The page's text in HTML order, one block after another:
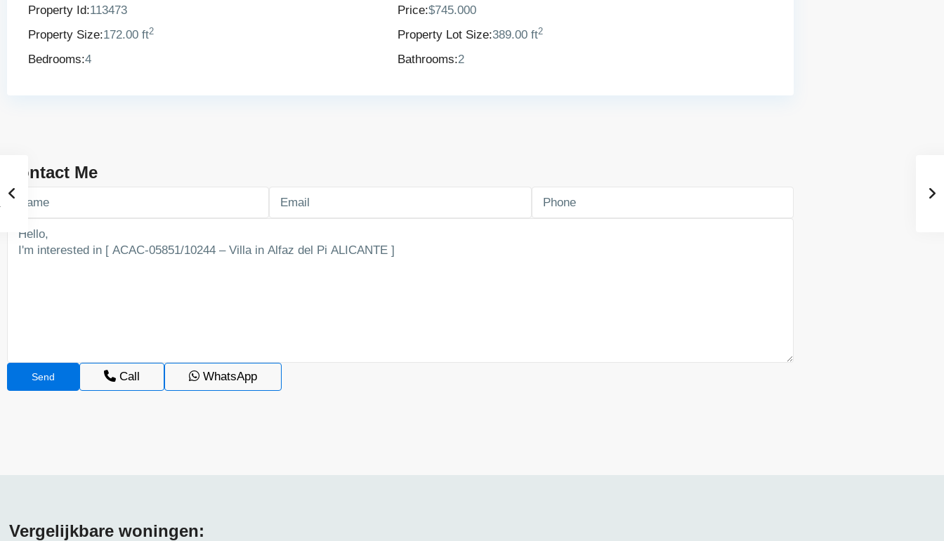
Property Id:113473 Price:$745.000
Property Size:172.00 ft2 Property Lot Size:389.00 ft2
Bedrooms:4 Bathrooms:2
Contact Me
Call WhatsApp
Vergelijkbare woningen: